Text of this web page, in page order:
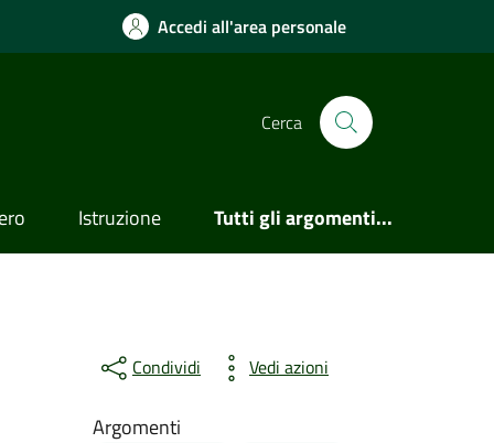
Accedi all'area personale
Cerca
Istruzione Tutti gli argomenti...
Condividi Vedi azioni
Argomenti